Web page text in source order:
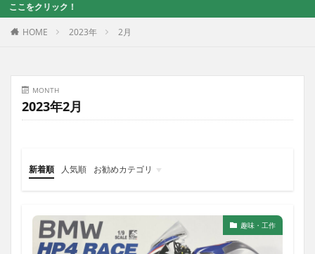
ク！
HOME 2023年 2月
MONTH
2023年2月
新着順 人気順
お勧めカテゴリ
趣味・工作